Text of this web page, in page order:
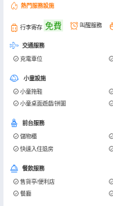
熱門服務設施
行李寄存 免費 叫醒服務
交通服務
充電車位
小童設施
小童拖鞋
小童桌面遊戲/拼圖
前台服務
儲物櫃
快速入住退房
餐飲服務
售貨亭/便利店
餐廳